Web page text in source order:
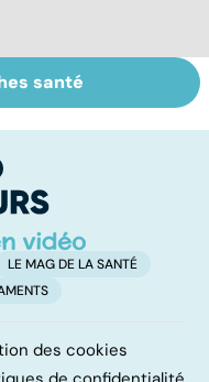
des
: que
?
santé
LE MAG DE LA SANTÉ
des cookies